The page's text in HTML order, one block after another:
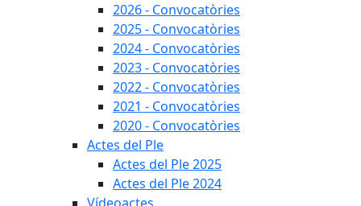
2026 - Convocatòries
2025 - Convocatòries
2024 - Convocatòries
2023 - Convocatòries
2022 - Convocatòries
2021 - Convocatòries
2020 - Convocatòries
Actes del Ple
Actes del Ple 2025
Actes del Ple 2024